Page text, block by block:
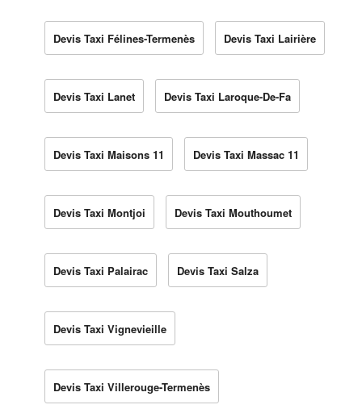
Devis Taxi Félines-Termenès Devis Taxi Lairière
Devis Taxi Lanet Devis Taxi Laroque-De-Fa
Devis Taxi Maisons 11 Devis Taxi Massac 11
Devis Taxi Montjoi Devis Taxi Mouthoumet
Devis Taxi Palairac Devis Taxi Salza
Devis Taxi Vignevieille
Devis Taxi Villerouge-Termenès